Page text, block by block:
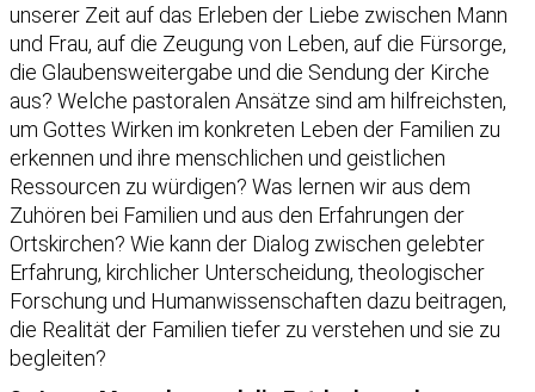
unserer Zeit auf das Erleben der Liebe zwischen Mann
und Frau, auf die Zeugung von Leben, auf die Fürsorge,
die Glaubensweitergabe und die Sendung der Kirche
aus? Welche pastoralen Ansätze sind am hilfreichsten,
um Gottes Wirken im konkreten Leben der Familien zu
erkennen und ihre menschlichen und geistlichen
Ressourcen zu würdigen? Was lernen wir aus dem
Zuhören bei Familien und aus den Erfahrungen der
Ortskirchen? Wie kann der Dialog zwischen gelebter
Erfahrung, kirchlicher Unterscheidung, theologischer
Forschung und Humanwissenschaften dazu beitragen,
die Realität der Familien tiefer zu verstehen und sie zu
begleiten?